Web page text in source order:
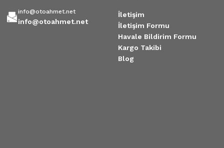
info@otoahmet.net
info@otoahmet.net
İletişim
İletişim Formu
Havale Bildirim Formu
Kargo Takibi
Blog